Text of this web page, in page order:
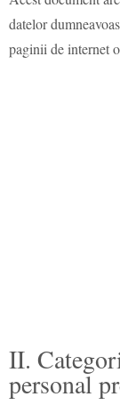
datelor
paginii de internet
II.
personal